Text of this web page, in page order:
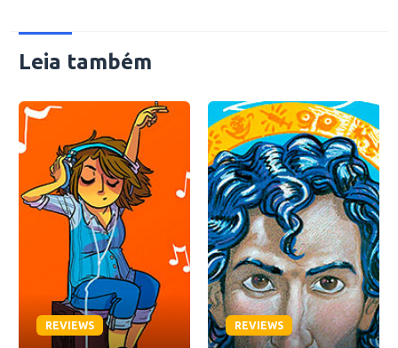
Leia também
REVIEWS REVIEWS